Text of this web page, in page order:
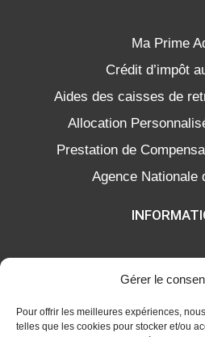
Gérer le
Pour offrir les meilleures expériences,
telles que les cookies pour stocker et/ou
Ma Prime
Crédit d’impôt
Aides des caisses de
Allocation
Prestation de
Agence Nationale